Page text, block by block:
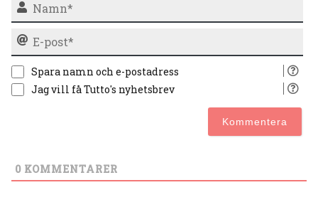
Spara namn och e-postadress
Jag vill få Tutto's nyhetsbrev
0 KOMMENTARER